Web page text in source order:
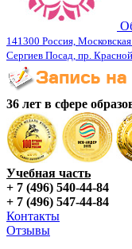
141300 Россия, Московская
Сергиев Посад, пр.
36 лет в сфере
Учебная часть
+ 7 (496) 540-44-84
+ 7 (496) 547-44-84
Контакты
Отзывы